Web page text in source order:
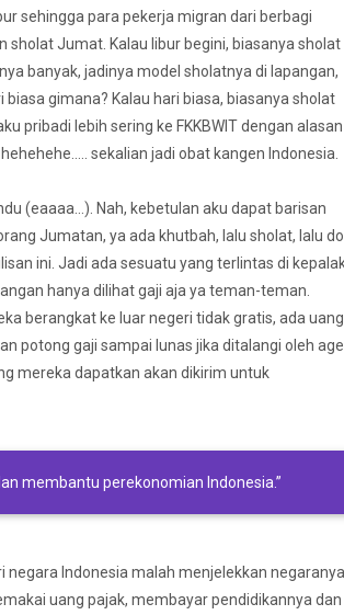
sehingga para pekerja migran dari berbagi
sholat Jumat. Kalau libur begini, biasanya sholat
banyak, jadinya model sholatnya di lapangan,
gimana? Kalau hari biasa, biasanya sholat
pribadi lebih sering ke FKKBWIT dengan alasan
sekalian jadi obat kangen Indonesia.
(eaaaa…). Nah, kebetulan aku dapat barisan
Jumatan, ya ada khutbah, lalu sholat, lalu
ini. Jadi ada sesuatu yang terlintas di
hanya dilihat gaji aja ya teman-teman.
berangkat ke luar negeri tidak gratis, ada uang
potong gaji sampai lunas jika ditalangi oleh
mereka dapatkan akan dikirim untuk
membantu perekonomian Indonesia.”
negara Indonesia malah menjelekkan negaranya
uang pajak, membayar pendidikannya dan